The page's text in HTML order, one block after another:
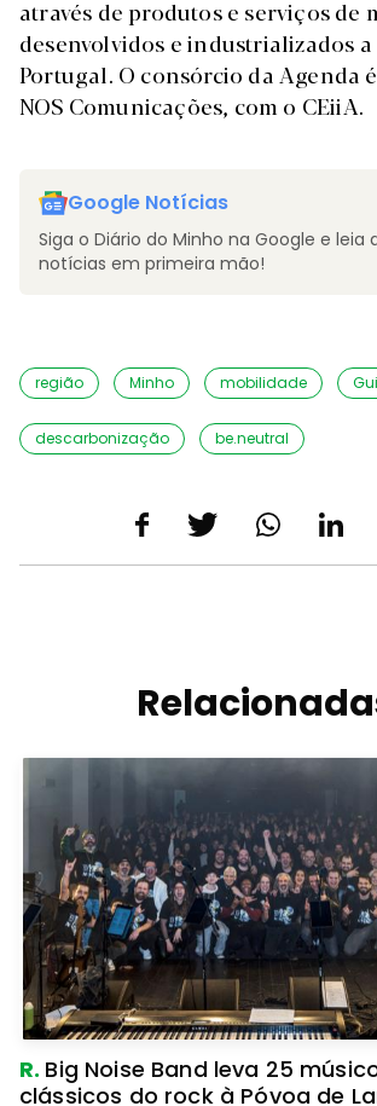
através de produtos e serviços de
desenvolvidos e industrializados
Portugal. O consórcio da Agenda
NOS Comunicações, com o CEiiA.
Google Notícias
Siga o Diário do Minho na Google e leia
notícias em primeira mão!
região Minho mobilidade
descarbonização be.neutral
R. Big Noise Band leva 25
clássicos do rock à Póvoa de